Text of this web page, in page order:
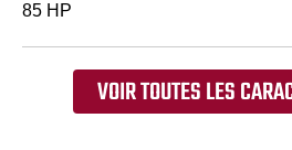
85 HP
VOIR TOUTES LES